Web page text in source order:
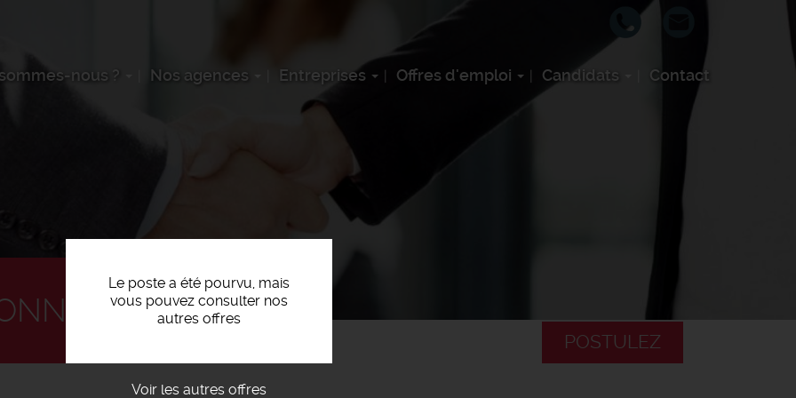
nous ? Nos agences Entreprises Offres d'emploi Candidats Contact
Le poste a été pourvu, mais
vous pouvez consulter nos
autres offres
Voir les autres offres
POSTULEZ
F/H